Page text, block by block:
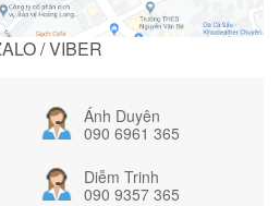
/ VIBER
Ánh Duyên
090 6961 365
Diễm Trinh
090 9357 365